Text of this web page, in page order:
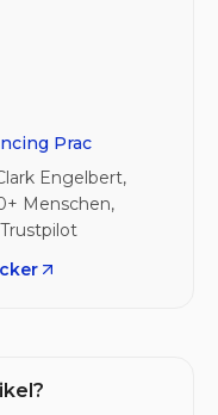
Prac
Engelbert,
Menschen,